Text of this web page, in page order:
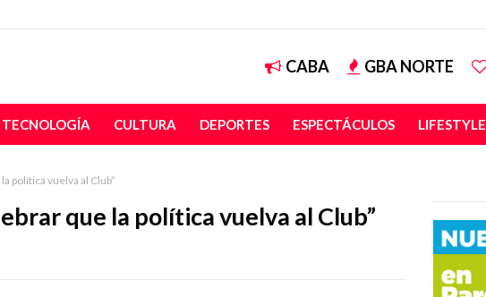
CABA GBA NORTE
TECNOLOGÍA CULTURA DEPORTES ESPECTÁCULOS LIFESTYLE
política vuelva al Club”
que la política vuelva al Club”